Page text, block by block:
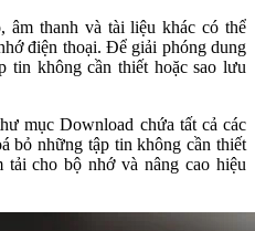
âm thanh và tài liệu khác có thể
điện thoại. Để giải phóng dung
tin không cần thiết hoặc sao lưu
mục Download chứa tất cả các
bỏ những tập tin không cần thiết
cho bộ nhớ và nâng cao hiệu